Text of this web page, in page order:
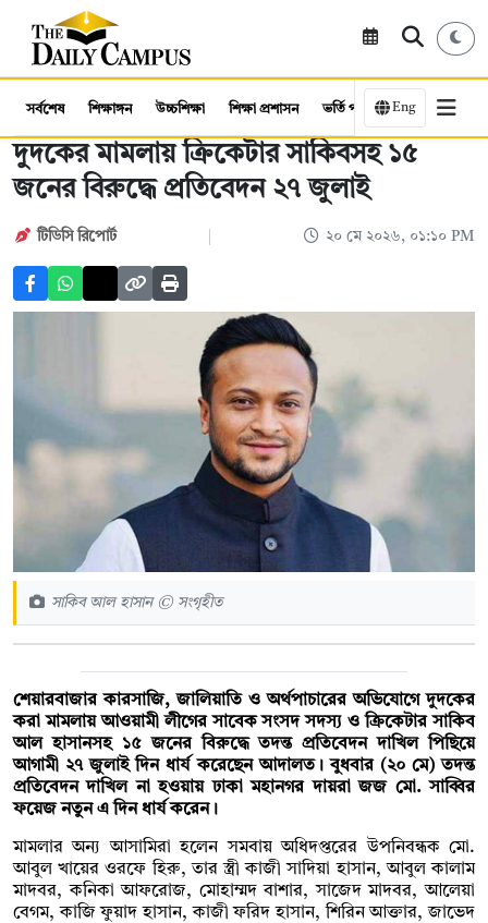
সর্বশেষ শিক্ষাঙ্গন উচ্চশিক্ষা শিক্ষা প্রশাসন ভর্তি পরীক্ষা কর্মসংস্থান
Eng
দুদকের মামলায় ক্রিকেটার সাকিবসহ ১৫
জনের বিরুদ্ধে প্রতিবেদন ২৭ জুলাই
টিডিসি রিপোর্ট ২০ মে ২০২৬, ০১:১০ PM
সাকিব আল হাসান © সংগৃহীত
শেয়ারবাজার কারসাজি, জালিয়াতি ও অর্থপাচারের অভিযোগে দুদকের
করা মামলায় আওয়ামী লীগের সাবেক সংসদ সদস্য ও ক্রিকেটার সাকিব
আল হাসানসহ ১৫ জনের বিরুদ্ধে তদন্ত প্রতিবেদন দাখিল পিছিয়ে
আগামী ২৭ জুলাই দিন ধার্য করেছেন আদালত। বুধবার (২০ মে) তদন্ত
প্রতিবেদন দাখিল না হওয়ায় ঢাকা মহানগর দায়রা জজ মো. সাব্বির
ফয়েজ নতুন এ দিন ধার্য করেন।
মামলার অন্য আসামিরা হলেন সমবায় অধিদপ্তরের উপনিবন্ধক মো.
আবুল খায়ের ওরফে হিরু, তার স্ত্রী কাজী সাদিয়া হাসান, আবুল কালাম
মাদবর, কনিকা আফরোজ, মোহাম্মদ বাশার, সাজেদ মাদবর, আলেয়া
বেগম, কাজি ফুয়াদ হাসান, কাজী ফরিদ হাসান, শিরিন আক্তার, জাভেদ